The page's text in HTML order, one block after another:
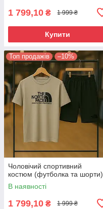
1 799,10 ₴ 1 999 ₴
Купити
Топ продажів –10%
Чоловічий спортивний
костюм (футболка та шорти)
В наявності
1 799,10 ₴ 1 999 ₴